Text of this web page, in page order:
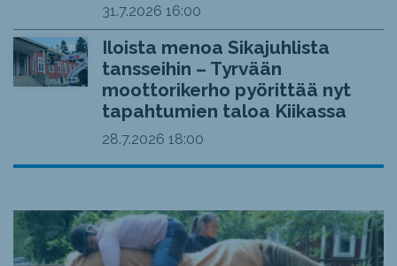
31.7.2026 16:00
Iloista menoa Sikajuhlista
tansseihin – Tyrvään
moottorikerho pyörittää nyt
tapahtumien taloa Kiikassa
28.7.2026 18:00